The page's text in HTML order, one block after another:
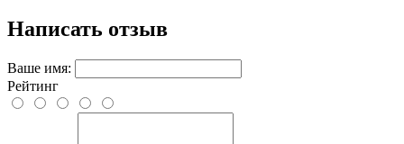
Написать отзыв
Ваше имя:
Рейтинг